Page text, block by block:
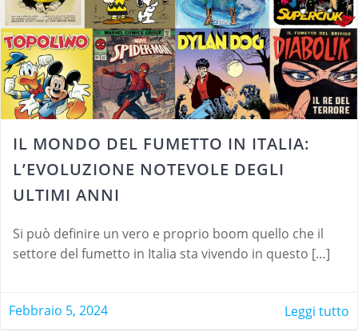
IL MONDO DEL FUMETTO IN ITALIA:
L’EVOLUZIONE NOTEVOLE DEGLI
ULTIMI ANNI
Si può definire un vero e proprio boom quello che il
settore del fumetto in Italia sta vivendo in questo […]
Febbraio 5, 2024 Leggi tutto